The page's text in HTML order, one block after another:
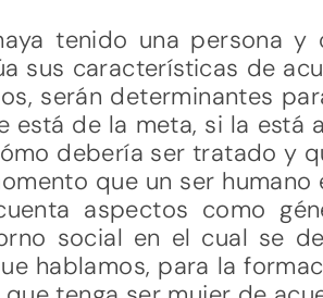
tenido una persona
sus características de
serán determinantes
está de la meta, si la está
debería ser tratado y
que un ser
aspectos como
social en el cual se
hablamos, para la